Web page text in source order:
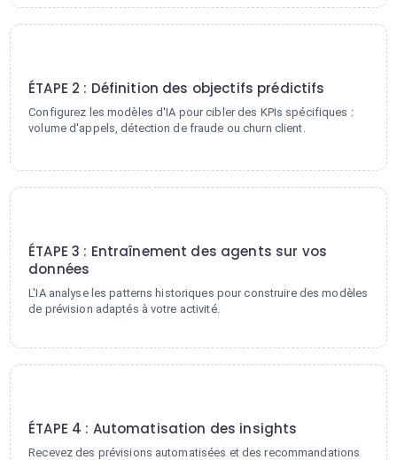
ÉTAPE 2 : Définition des objectifs prédictifs
Configurez les modèles d'IA pour cibler des KPIs spécifiques :
volume d'appels, détection de fraude ou churn client.
ÉTAPE 3 : Entraînement des agents sur vos
données
L'IA analyse les patterns historiques pour construire des modèles
de prévision adaptés à votre activité.
ÉTAPE 4 : Automatisation des insights
Recevez des prévisions automatisées et des recommandations